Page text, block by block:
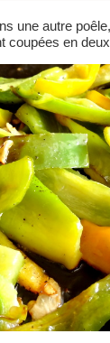
une autre
coupées en